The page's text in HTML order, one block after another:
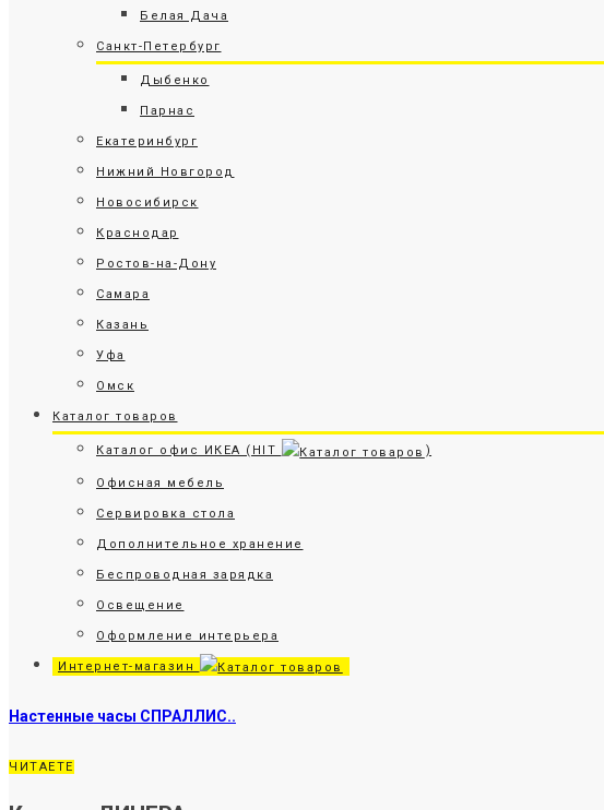
Белая Дача
Санкт-Петербург
Дыбенко
Парнас
Екатеринбург
Нижний Новгород
Новосибирск
Краснодар
Ростов-на-Дону
Самара
Казань
Уфа
Омск
Каталог товаров
Каталог офис ИКЕА (HIT )
Офисная мебель
Сервировка стола
Дополнительное хранение
Беспроводная зарядка
Освещение
Оформление интерьера
Интернет-магазин
Настенные часы СПРАЛЛИС..
ЧИТАЕТЕ